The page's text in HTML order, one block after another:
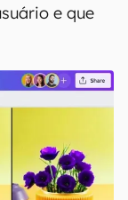
e que